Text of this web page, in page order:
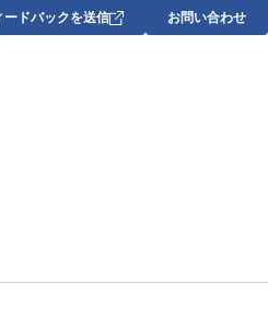
ードバックを送信 お問い合わせ